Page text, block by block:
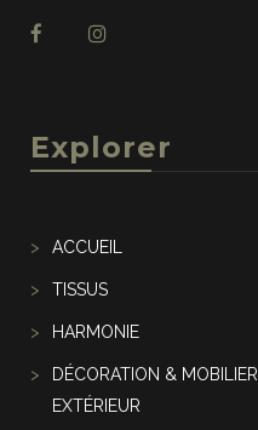
Explorer
ACCUEIL
TISSUS
HARMONIE
DÉCORATION & MOBILIER
EXTÉRIEUR